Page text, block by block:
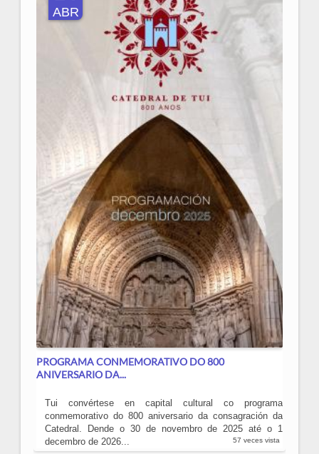
ABR
PROGRAMA CONMEMORATIVO DO 800
ANIVERSARIO DA...
Tui convértese en capital cultural co programa
conmemorativo do 800 aniversario da consagración da
Catedral. Dende o 30 de novembro de 2025 até o 1
decembro de 2026...
57 veces vista